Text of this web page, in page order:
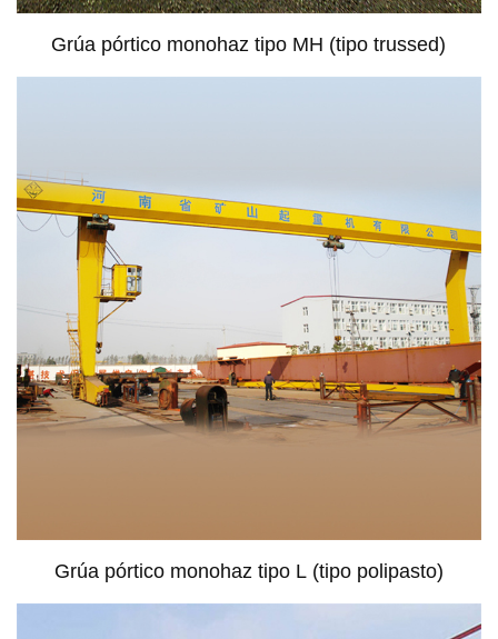
Grúa pórtico monohaz tipo MH (tipo trussed)
Grúa pórtico monohaz tipo L (tipo polipasto)